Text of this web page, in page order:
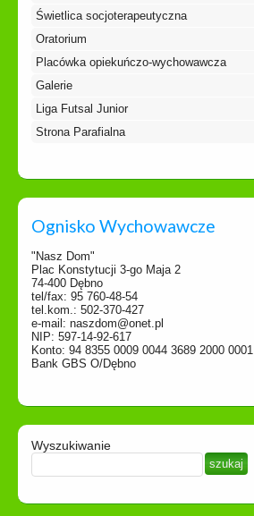
Świetlica socjoterapeutyczna
Oratorium
Placówka opiekuńczo-wychowawcza
Galerie
Liga Futsal Junior
Strona Parafialna
Ognisko Wychowawcze
"Nasz Dom"
Plac Konstytucji 3-go Maja 2
74-400 Dębno
tel/fax: 95 760-48-54
tel.kom.: 502-370-427
e-mail: naszdom@onet.pl
NIP: 597-14-92-617
Konto: 94 8355 0009 0044 3689 2000 0001
Bank GBS O/Dębno
Wyszukiwanie